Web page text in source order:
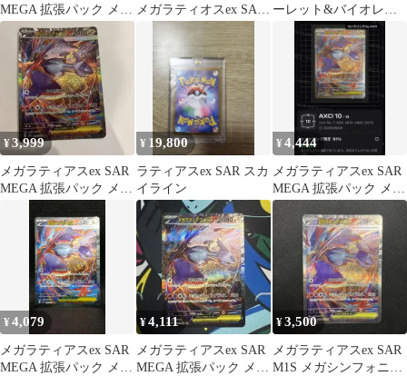
MEGA 拡張パック メガ
シンフォニア キラ 08…
メガラティオスex SAR
M1S 088/063
ーレット&バイオレッ
ト 強化拡張パック 楽園
ドラゴ…
¥3,999
メガラティアスex SAR
MEGA 拡張パック メガ
シンフォニア キラ
¥ 19,800
ラティアスex SAR スカ
イライン
¥4,444
メガラティアスex SAR
MEGA 拡張パック メガ
シンフォニア キラ 08…
¥4,079
メガラティアスex SAR
MEGA 拡張パック メガ
¥4,111
メガラティアスex SAR
MEGA 拡張パック メガ
¥3,500
メガラティアスex SAR
M1S メガシンフォニア